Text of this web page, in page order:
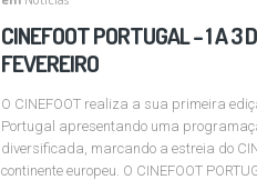
CINEFOOT PORTUGAL – 1 A 3
FEVEREIRO
O CINEFOOT realiza a sua primeira
Portugal apresentando uma
diversificada, marcando a estreia do
continente europeu. O CINEFOOT